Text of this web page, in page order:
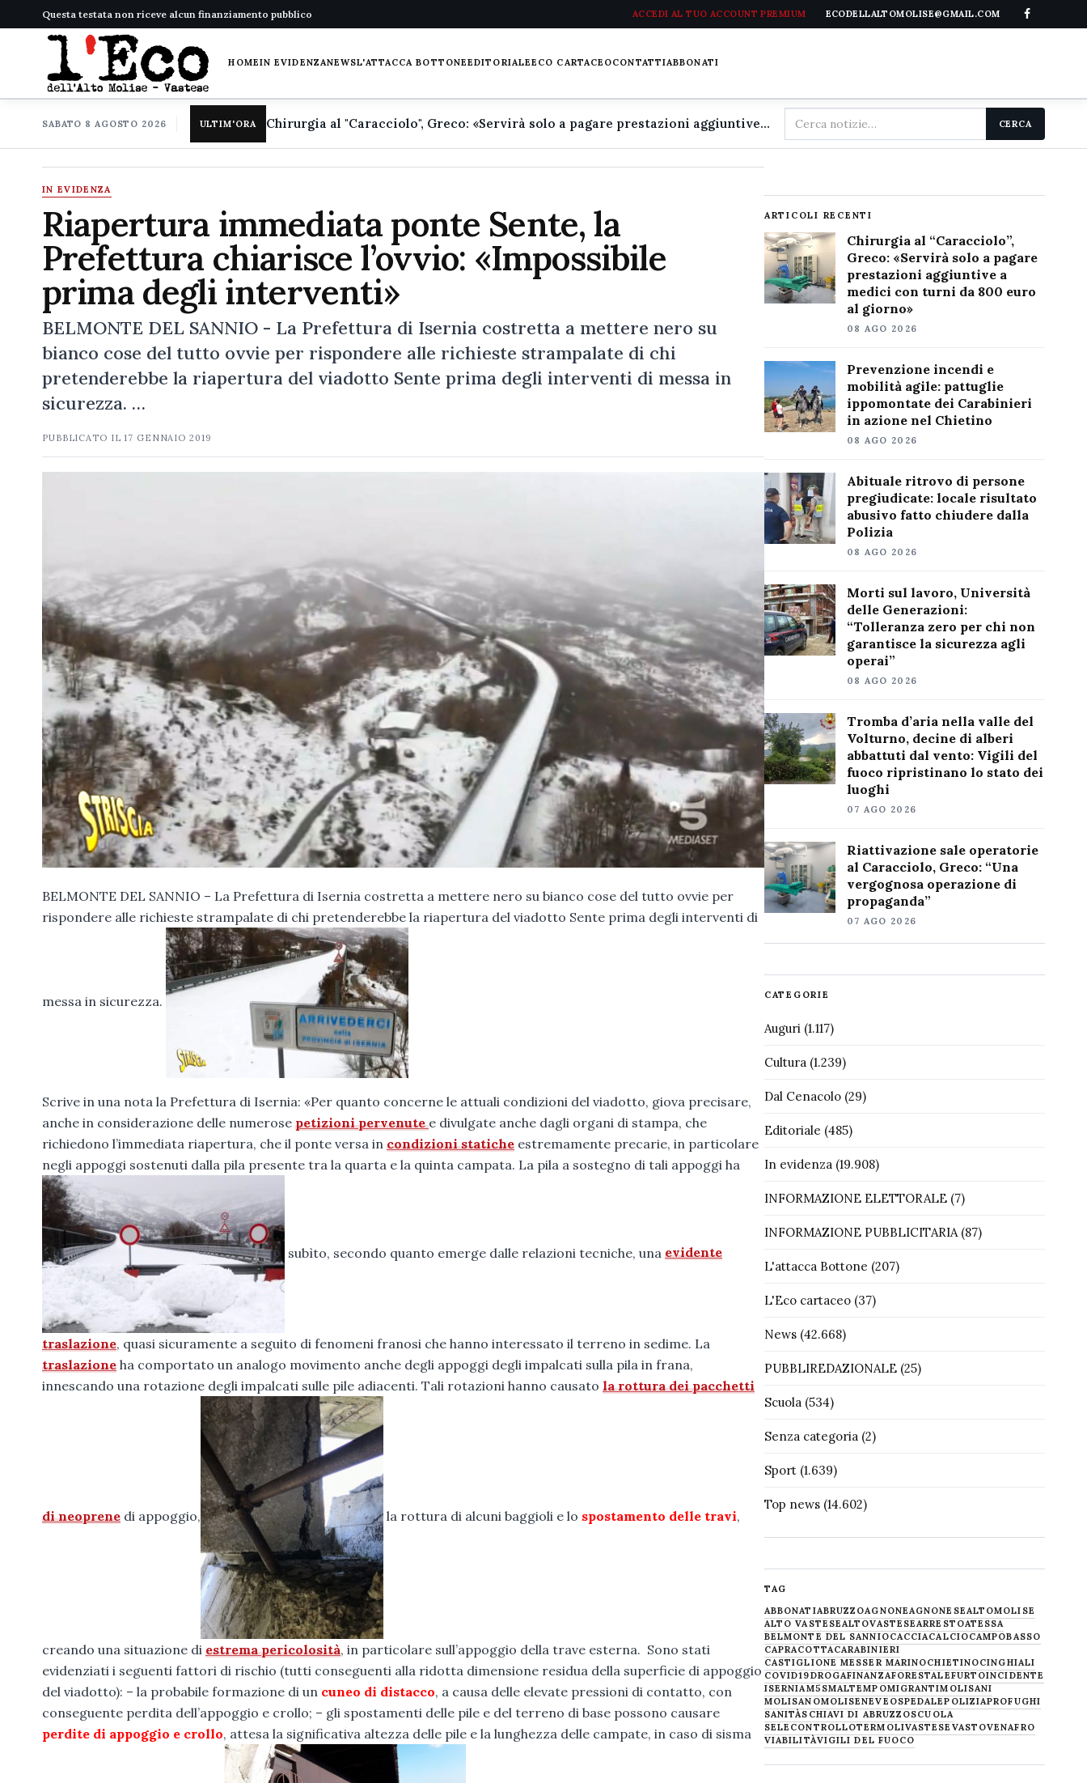
Questa testata non riceve alcun finanziamento pubblico ACCEDI AL TUO ACCOUNT PREMIUM ECODELLALTOMOLISE@GMAIL.COM
HOMEIN EVIDENZANEWSL'ATTACCA BOTTONEEDITORIALEECO CARTACEOCONTATTIABBONATI
SABATO 8 AGOSTO 2026 ULTIM'ORA Chirurgia al "Caracciolo", Greco: «Servirà solo a pagare prestazioni aggiuntive a medici con turni da 800 euro al giorno»
Cerca
nel
CERCA
IN EVIDENZA
Riapertura immediata ponte Sente, la
Prefettura chiarisce l’ovvio: «Impossibile
prima degli interventi»
BELMONTE DEL SANNIO - La Prefettura di Isernia costretta a mettere nero su
bianco cose del tutto ovvie per rispondere alle richieste strampalate di chi
pretenderebbe la riapertura del viadotto Sente prima degli interventi di messa in
sicurezza. …
PUBBLICATO IL17 GENNAIO 2019
BELMONTE DEL SANNIO – La Prefettura di Isernia costretta a mettere nero su bianco cose del tutto ovvie per
rispondere alle richieste strampalate di chi pretenderebbe la riapertura del viadotto Sente prima degli interventi di
messa in sicurezza.
Scrive in una nota la Prefettura di Isernia: «Per quanto concerne le attuali condizioni del viadotto, giova precisare,
anche in considerazione delle numerose petizioni pervenutee divulgate anche dagli organi di stampa, che
richiedono l’immediata riapertura, che il ponte versa in condizioni statiche estremamente precarie, in particolare
negli appoggi sostenuti dalla pila presente tra la quarta e la quinta campata. La pila a sostegno di tali appoggi ha
subìto, secondo quanto emerge dalle relazioni tecniche, una evidente
traslazione, quasi sicuramente a seguito di fenomeni franosi che hanno interessato il terreno in sedime. La
traslazione ha comportato un analogo movimento anche degli appoggi degli impalcati sulla pila in frana,
innescando una rotazione degli impalcati sulle pile adiacenti. Tali rotazioni hanno causato la rottura dei pacchetti
di neoprene di appoggio, la rottura di alcuni baggioli e lo spostamento delle travi,
creando una situazione di estrema pericolosità, in particolare sull’appoggio della trave esterna. Sono stati
evidenziati i seguenti fattori di rischio (tutti conseguenti alla ridotta dimensione residua della superficie di appoggio
del viadotto): – la probabile formazione di un cuneo di distacco, a causa delle elevate pressioni di contatto, con
conseguente perdita dell’appoggio e crollo; – gli spostamenti delle pile e del terreno di base possono causare
perdite di appoggio e crollo, attesa la significativa altezza delle pile e la lunghezza delle campate, in caso di sisma
ARTICOLI RECENTI
Chirurgia al “Caracciolo”,
Greco: «Servirà solo a pagare
prestazioni aggiuntive a
medici con turni da 800 euro
al giorno»
08 AGO 2026
Prevenzione incendi e
mobilità agile: pattuglie
ippomontate dei Carabinieri
in azione nel Chietino
08 AGO 2026
Abituale ritrovo di persone
pregiudicate: locale risultato
abusivo fatto chiudere dalla
Polizia
08 AGO 2026
Morti sul lavoro, Università
delle Generazioni:
“Tolleranza zero per chi non
garantisce la sicurezza agli
operai”
08 AGO 2026
Tromba d’aria nella valle del
Volturno, decine di alberi
abbattuti dal vento: Vigili del
fuoco ripristinano lo stato dei
luoghi
07 AGO 2026
Riattivazione sale operatorie
al Caracciolo, Greco: “Una
vergognosa operazione di
propaganda”
07 AGO 2026
CATEGORIE
Auguri(1.117)
Cultura(1.239)
Dal Cenacolo(29)
Editoriale (485)
In evidenza(19.908)
INFORMAZIONE ELETTORALE(7)
INFORMAZIONE PUBBLICITARIA(87)
L'attacca Bottone (207)
L'Eco cartaceo(37)
News(42.668)
PUBBLIREDAZIONALE(25)
Scuola(534)
Senza categoria(2)
Sport(1.639)
Top news(14.602)
TAG
ABBONATIABRUZZOAGNONEAGNONESEALTOMOLISE
ALTO VASTESEALTOVASTESEARRESTOATESSA
BELMONTE DEL SANNIOCACCIACALCIOCAMPOBASSO
CAPRACOTTACARABINIERI
CASTIGLIONE MESSER MARINOCHIETINOCINGHIALI
COVID19DROGAFINANZAFORESTALEFURTOINCIDENTE
ISERNIAM5SMALTEMPOMIGRANTIMOLISANI
MOLISANOMOLISENEVE OSPEDALEPOLIZIAPROFUGHI
SANITÀSCHIAVI DI ABRUZZOSCUOLA
SELECONTROLLOTERMOLIVASTESE VASTOVENAFRO
VIABILITÀVIGILI DEL FUOCO